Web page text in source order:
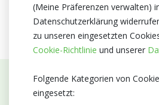
Abonnieren Sie unseren
(Meine Präferenzen verwalten)
Datenschutzerklärung
zu unseren eingesetzten
Cookie-Richtlinie und unserer
Folgende Kategorien von
eingesetzt: